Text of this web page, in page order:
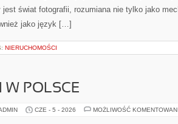
jest świat fotografii, rozumiana nie tylko jako
jako język […]
NIERUCHOMOŚCI
W POLSCE
CZE - 5 - 2026 MOŻLIWOŚĆ